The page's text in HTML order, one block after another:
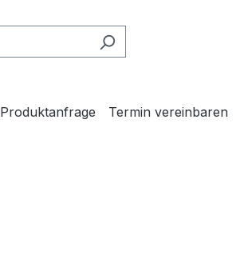
Produktanfrage Termin vereinbaren